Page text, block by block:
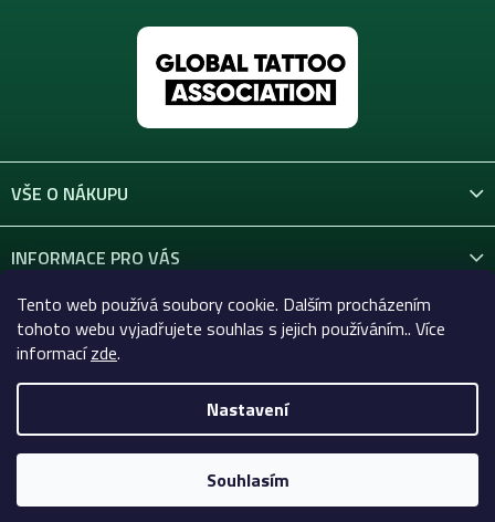
Tento web používá soubory cookie. Dalším procházením
tohoto webu vyjadřujete souhlas s jejich používáním.. Více
informacízde.
Nastavení
Souhlasím
VŠE O NÁKUPU
INFORMACE PRO VÁS
KONTAKT
Copyright 2026Celtic-Supply.cz | Vše pro tetování a
permanentní makeup. Všechna práva vyhrazena.